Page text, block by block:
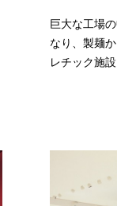
巨大な工場
なり、製麺
レチック施設